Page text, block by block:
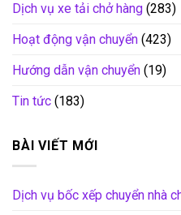
Dịch vụ xe tải chở hàng (283)
Hoạt động vận chuyển (423)
Hướng dẫn vận chuyển (19)
Tin tức (183)
BÀI VIẾT MỚI
Dịch vụ bốc xếp chuyển nhà